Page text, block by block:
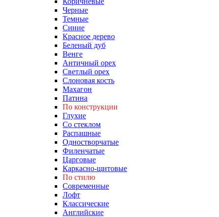
Черные
Темные
Синие
Красное дерево
Беленый дуб
Венге
Античный орех
Светлый орех
Слоновая кость
Махагон
Патина
По конструкции
Глухие
Со стеклом
Распашные
Одностворчатые
Филенчатые
Царговые
Каркасно-щитовые
По стилю
Современные
Лофт
Классические
Английские